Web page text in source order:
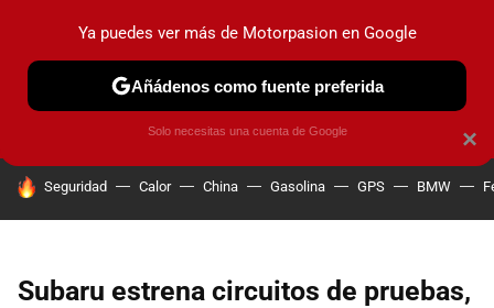
PRUEBAS COCHES ELÉCTRICOS OBSERVATORIO
HOY SE HABLA DE
Seguridad Calor China Gasolina GPS BMW
Subaru estrena circuitos de pruebas,
×
Ya puedes ver más de Motorpasion en Google
Añádenos como fuente preferida
Solo necesitas una cuenta de Google